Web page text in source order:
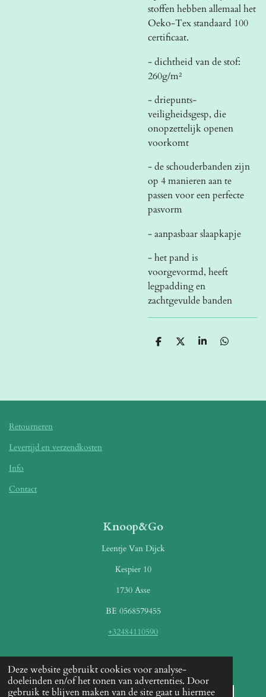
Deze website gebruikt cookies voor analyse-
doeleinden en/of het tonen van advertenties. Door
gebruik te blijven maken van de site gaat u hiermee
stoffen hebben allemaal het
Oeko-Tex standaard 100
certificaat.
- dichtheid van de stof:
260g/m²
- driepunts-
veiligheidsgesp, die
onopzettelijk openen
voorkomt
- de schouderbanden zijn
op 4 manieren aan te
passen voor een perfecte
pasvorm
- aanpasbaar slaapkapje
- het pand is
voorgevormd, heeft
legpadding en
zachtgevulde banden
D
D
S
D
Retourneren
Levertijd en verzendkosten
Info
Contact
Knoop&Go
Leentje Van Dijck
Kespier 10
1730 Asse
BE 0568579455
+32484110590
Betaalmethoden